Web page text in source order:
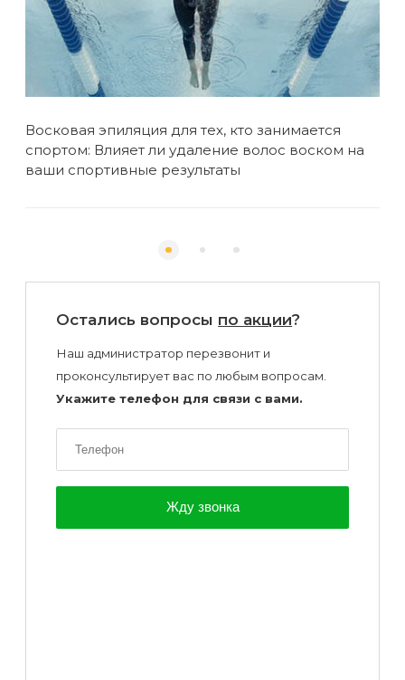
Восковая эпиляция для тех, кто занимается
спортом: Влияет ли удаление волос воском на
ваши спортивные результаты
Остались вопросы по акции?
Наш администратор перезвонит и
проконсультирует вас по любым вопросам.
Укажите телефон для связи с вами.